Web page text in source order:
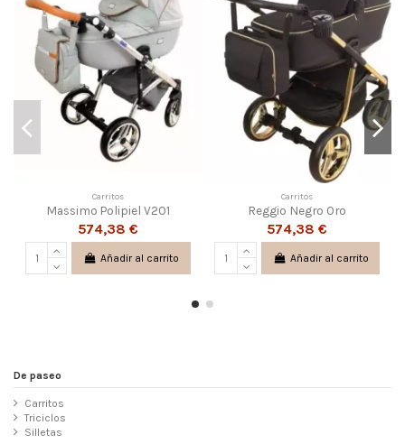
Carritos
Massimo Polipiel V201
574,38 €
Añadir al carrito
Carritos
Reggio Negro Oro
574,38 €
Añadir al carrito
De paseo
Carritos
Triciclos
Silletas